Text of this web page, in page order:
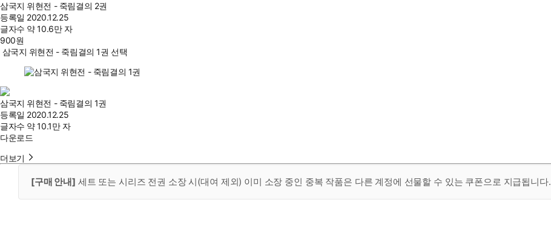
삼국지 위현전 - 죽림결의 2권
등록일 2020.12.25
글자수 약 10.6만 자
900원
삼국지 위현전 - 죽림결의 1권 선택
삼국지 위현전 - 죽림결의 1권
등록일 2020.12.25
글자수 약 10.1만 자
다운로드
더보기
[구매 안내] 세트 또는 시리즈 전권 소장 시(대여 제외) 이미 소장 중인 중복 작품은 다른 계정에 선물할 수 있는 쿠폰으로 지급됩니다.